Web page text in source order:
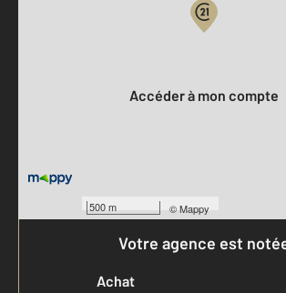
500 m ©Mappy
Accéder à mon compte
Votre agence est
Achat